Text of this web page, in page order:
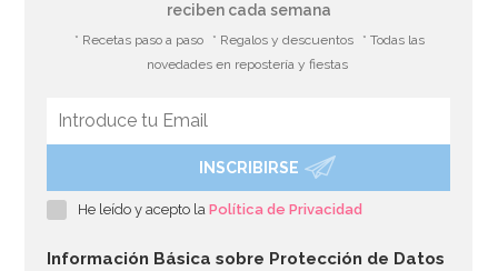
reciben cada semana
* Recetas paso a paso * Regalos y descuentos
* Todas las
novedades en repostería y fiestas
INSCRIBIRSE
He leído y acepto laPolítica de Privacidad
Información Básica sobre Protección de Datos